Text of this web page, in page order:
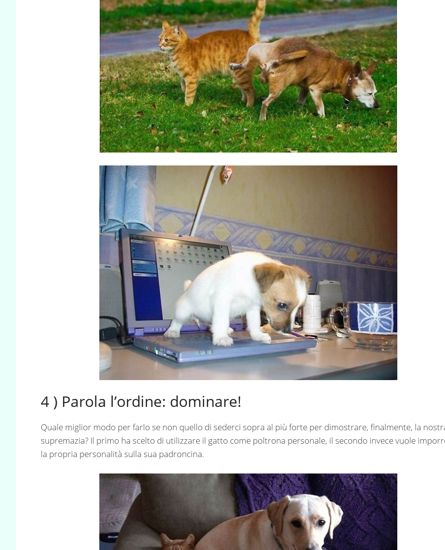
4 ) Parola l’ordine: dominare!
Quale miglior modo per farlo se non quello di sederci sopra al più forte per dimostrare, finalmente, la
supremazia? Il primo ha scelto di utilizzare il gatto come poltrona personale, il secondo invece vuole
la propria personalità sulla sua padroncina.